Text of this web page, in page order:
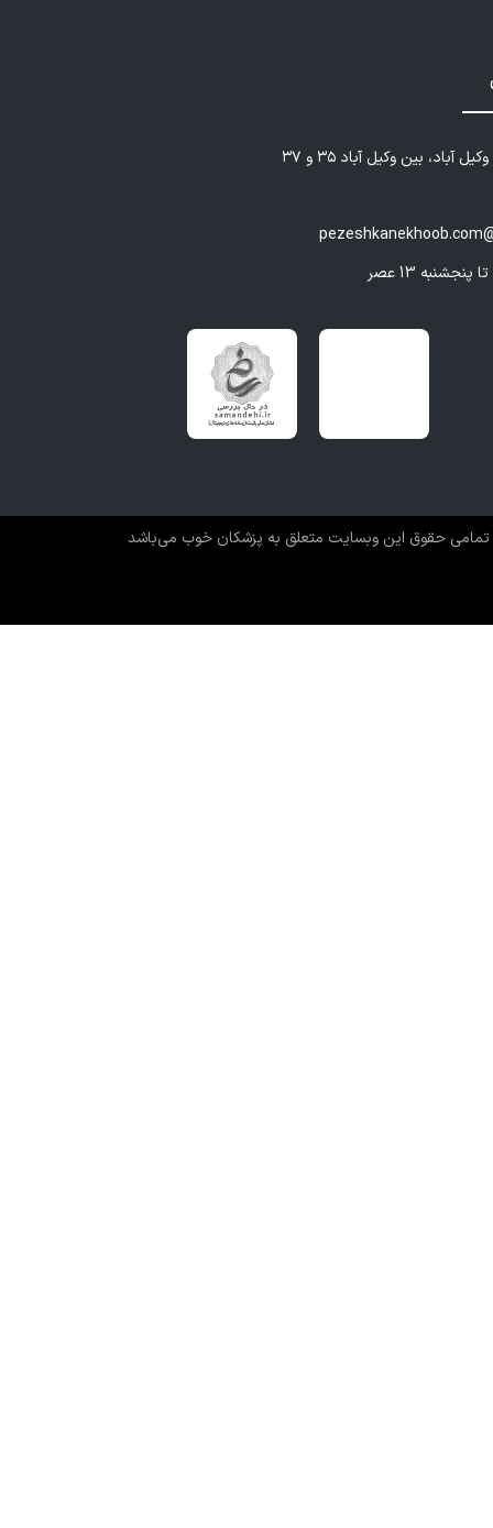
آباد، بین وکیل آباد ۳۵ و ۳۷
تمامی حقوق این وبسایت متعلق به پزشکان خوب می‌باشد